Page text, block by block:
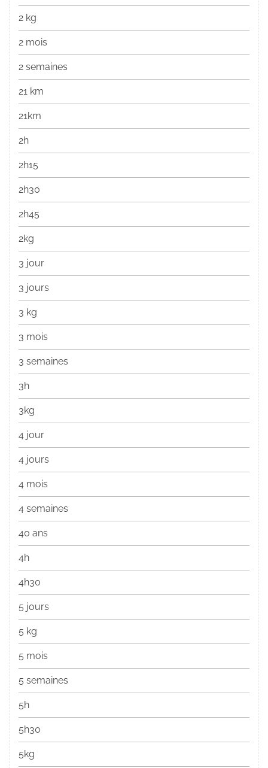
2 kg
2 mois
2 semaines
21 km
21km
2h
2h15
2h30
2h45
2kg
3 jour
3 jours
3 kg
3 mois
3 semaines
3h
3kg
4 jour
4 jours
4 mois
4 semaines
40 ans
4h
4h30
5 jours
5 kg
5 mois
5 semaines
5h
5h30
5kg